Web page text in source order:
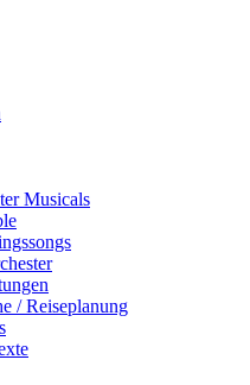
Musicals
/ Reiseplanung